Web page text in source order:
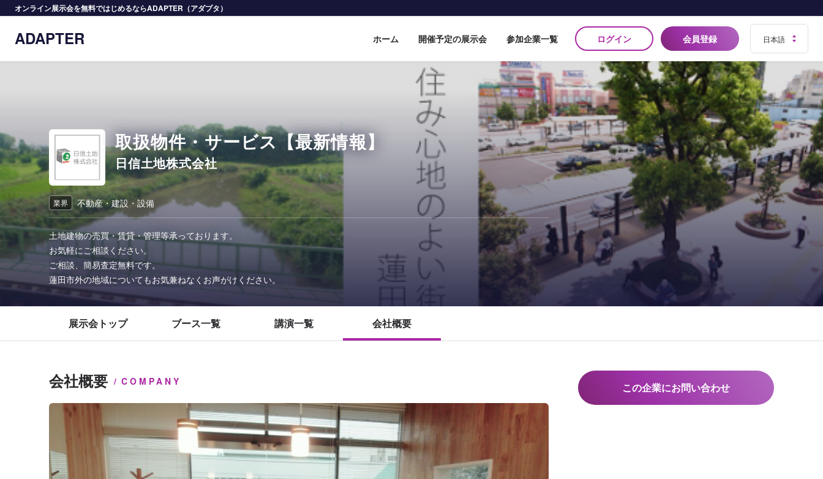
オンライン展示会を無料ではじめるならADAPTER（アダプタ）
ADAPTER ホーム 開催予定の展示会 参加企業一覧 ログイン 会員登録
取扱物件・サービス【最新情報】
日信土地株式会社
業界 不動産・建設・設備
土地建物の売買・賃貸・管理等承っております。
お気軽にご相談ください。
ご相談、簡易査定無料です。
蓮田市外の地域についてもお気兼ねなくお声がけください。
展示会トップ ブース一覧 講演一覧 会社概要
会社概要 COMPANY この企業にお問い合わせ